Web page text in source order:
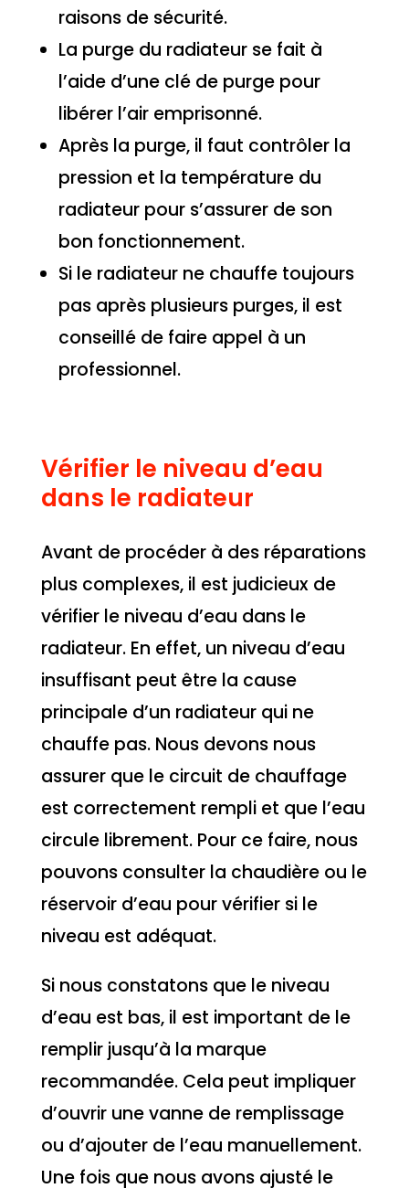
raisons de sécurité.
La purge du radiateur se fait à
l’aide d’une clé de purge pour
libérer l’air emprisonné.
Après la purge, il faut contrôler la
pression et la température du
radiateur pour s’assurer de son
bon fonctionnement.
Si le radiateur ne chauffe toujours
pas après plusieurs purges, il est
conseillé de faire appel à un
professionnel.
Vérifier le niveau d’eau
dans le radiateur
Avant de procéder à des réparations
plus complexes, il est judicieux de
vérifier le niveau d’eau dans le
radiateur. En effet, un niveau d’eau
insuffisant peut être la cause
principale d’un radiateur qui ne
chauffe pas. Nous devons nous
assurer que le circuit de chauffage
est correctement rempli et que l’eau
circule librement. Pour ce faire, nous
pouvons consulter la chaudière ou le
réservoir d’eau pour vérifier si le
niveau est adéquat.
Si nous constatons que le niveau
d’eau est bas, il est important de le
remplir jusqu’à la marque
recommandée. Cela peut impliquer
d’ouvrir une vanne de remplissage
ou d’ajouter de l’eau manuellement.
Une fois que nous avons ajusté le